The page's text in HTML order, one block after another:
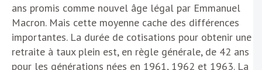
ans promis comme nouvel âge légal par Emmanuel
Macron. Mais cette moyenne cache des différences
importantes. La durée de cotisations pour obtenir une
retraite à taux plein est, en règle générale, de 42 ans
pour les générations nées en 1961, 1962 et 1963. La